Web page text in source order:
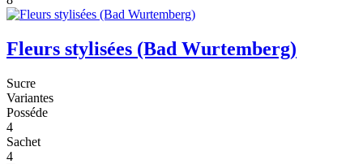
Fleurs stylisées (Bad Wurtemberg)
Sucre
Variantes
Posséde
4
Sachet
4